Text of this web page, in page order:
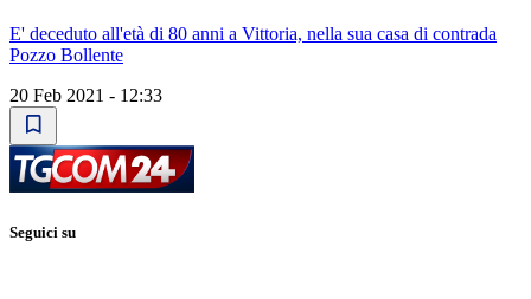
E' deceduto all'età di 80 anni a Vittoria, nella sua casa di contrada
Pozzo Bollente
20 Feb 2021 - 12:33
Seguici su